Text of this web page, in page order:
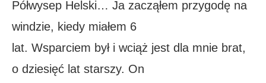
Półwysep Helski… Ja zacząłem przygodę na
windzie, kiedy miałem 6
lat. Wsparciem był i wciąż jest dla mnie brat,
o dziesięć lat starszy. On